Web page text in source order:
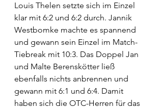
Louis Thelen setzte sich im Einzel
klar mit 6:2 und 6:2 durch. Jannik
Westbomke machte es spannend
und gewann sein Einzel im Match-
Tiebreak mit 10:3. Das Doppel Jan
und Malte Berenskötter ließ
ebenfalls nichts anbrennen und
gewann mit 6:1 und 6:4. Damit
haben sich die OTC-Herren für das